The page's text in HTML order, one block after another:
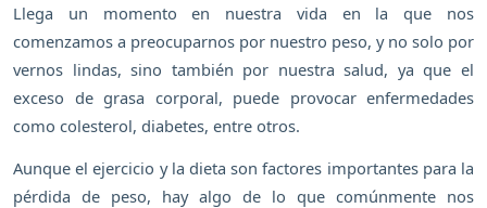
Llega un momento en nuestra vida en la que nos
comenzamos a preocuparnos por nuestro peso, y no solo por
vernos lindas, sino también por nuestra salud, ya que el
exceso de grasa corporal, puede provocar enfermedades
como colesterol, diabetes, entre otros.
Aunque el ejercicio y la dieta son factores importantes para la
pérdida de peso, hay algo de lo que comúnmente nos